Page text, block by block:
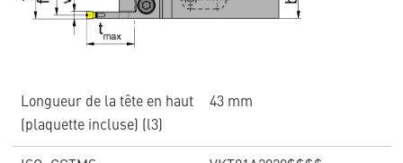
Longueur de la tête en haut
(plaquette incluse) (l3)
43 mm